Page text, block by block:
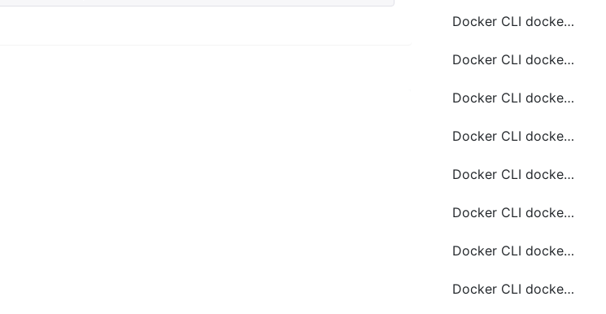
Docker CLI docker cp 常用命令
Docker CLI docker diff 常用命令
Docker CLI docker exec 常用命令
Docker CLI docker history 常用命令
Docker CLI docker kill 常用命令
Docker CLI docker logs 常用命令
Docker CLI docker rename 常用命令
Docker CLI docker rm 常用命令